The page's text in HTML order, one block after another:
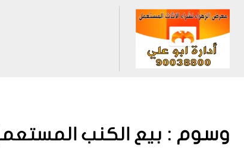
وسوم : بيع الكنب